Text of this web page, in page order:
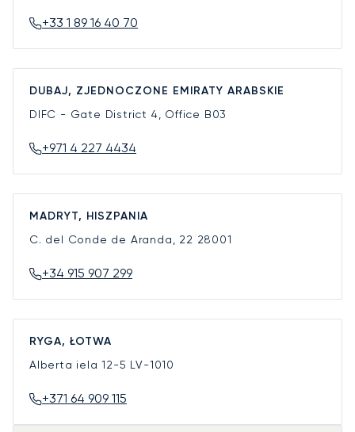
+33 1 89 16 40 70
DUBAJ, ZJEDNOCZONE EMIRATY ARABSKIE
DIFC - Gate District 4, Office B03
+971 4 227 4434
MADRYT, HISZPANIA
C. del Conde de Aranda, 22 28001
+34 915 907 299
RYGA, ŁOTWA
Alberta iela 12-5 LV-1010
+371 64 909 115